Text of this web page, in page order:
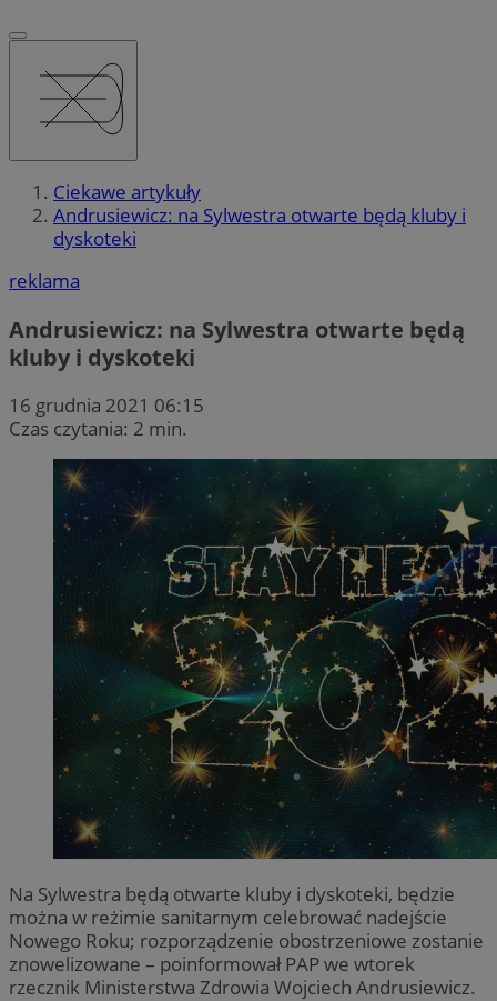
Ciekawe artykuły
Andrusiewicz: na Sylwestra otwarte będą kluby i
dyskoteki
reklama
Andrusiewicz: na Sylwestra otwarte będą
kluby i dyskoteki
16 grudnia 2021 06:15
Czas czytania: 2 min.
Na Sylwestra będą otwarte kluby i dyskoteki, będzie
można w reżimie sanitarnym celebrować nadejście
Nowego Roku; rozporządzenie obostrzeniowe zostanie
znowelizowane – poinformował PAP we wtorek
rzecznik Ministerstwa Zdrowia Wojciech Andrusiewicz.